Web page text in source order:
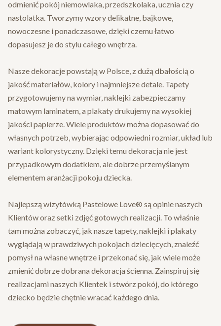
odmienić pokój niemowlaka, przedszkolaka, ucznia czy
nastolatka. Tworzymy wzory delikatne, bajkowe,
nowoczesne i ponadczasowe, dzięki czemu łatwo
dopasujesz je do stylu całego wnętrza.
Nasze dekoracje powstają w Polsce, z dużą dbałością o
jakość materiałów, kolory i najmniejsze detale. Tapety
przygotowujemy na wymiar, naklejki zabezpieczamy
matowym laminatem, a plakaty drukujemy na wysokiej
jakości papierze. Wiele produktów można dopasować do
własnych potrzeb, wybierając odpowiedni rozmiar, układ lub
wariant kolorystyczny. Dzięki temu dekoracja nie jest
przypadkowym dodatkiem, ale dobrze przemyślanym
elementem aranżacji pokoju dziecka.
Najlepszą wizytówką Pastelowe Love® są opinie naszych
Klientów oraz setki zdjęć gotowych realizacji. To właśnie
tam można zobaczyć, jak nasze tapety, naklejki i plakaty
wyglądają w prawdziwych pokojach dziecięcych, znaleźć
pomysł na własne wnętrze i przekonać się, jak wiele może
zmienić dobrze dobrana dekoracja ścienna. Zainspiruj się
realizacjami naszych Klientek i stwórz pokój, do którego
dziecko będzie chętnie wracać każdego dnia.